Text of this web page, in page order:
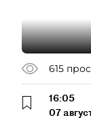
615
16:05
07